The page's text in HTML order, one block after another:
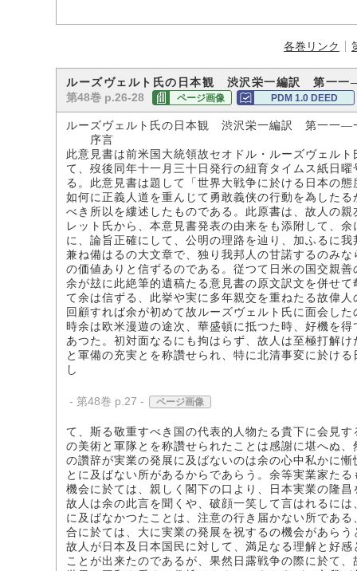
各巻リンク
ルーズヴェルト氏の日本観 渋沢栄一編訳 第一一
第48巻 p.26-28 ページ画像 PDM 1.0 DEED
ルーズヴェルト氏の日本観 渋沢栄一編訳 第一一―
序言
此意見書は前米国大統領故セオドル・ルーズヴェル
て、歿後同年十一月三十日発行の紐育タイムス紙日
る。此意見書は題して「世界大戦争に於ける日本の
如何に正義人道を重んじて勇敢義侠の行動を為した
べき所以を縷述したものである。此原書は、故人の
レット氏から、本意見書発表の由来をも添附して、
に、論旨正確にして、公明の理路を辿り、加ふるに
兼ね備はるの大文章で、独り我邦人の甘諾するのみ
の価値ありと信ずるのである。従つて日米の国交親
余が玆に此絶筆的遺稿たる意見書の原文訳文を併せ
て余は信ずる、此挙や実に多年親交を重ねたる故偉
回顧すれば余が初めて故ルーズヴェルト氏に面会し
時余は欧米漫遊の途次、華盛頓に抵つた時、好機を
あつた。初対面なるにも拘はらず、故人は至極打解
と軍備の充実とを称讚せられ、特に北清事変に於け
し
- 第48巻 p.27 - ページ画像
て、斯る敬重すべき国の代表的人物たる貴下に会見
の美術と軍隊とを称讚せられたことは感謝に堪へぬ
の讚辞が実業の発展に及ばないのは余の心中私かに
とに及ばない所があるからであらう。余等実業家た
機会に於ては、親しく閣下の口より、日本実業の隆
故人は余の此言を聞くや、破顔一笑して言はれるに
に及ばなかつたことは、注意の行き届かない所であ
合に於ては、大に実業の発展を祝するの機会があら
故人が日本及日本国民に対して、満足なる理解と好
ことが出来たのであるが、果然日露戦争の際に於て